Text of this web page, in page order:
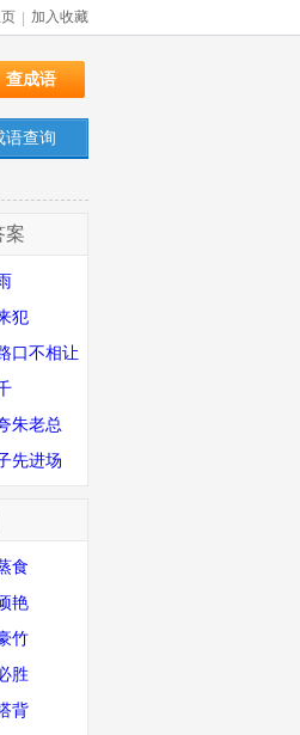
加入收藏
语查询
案
犯
口不相让
朱老总
先进场
食
艳
竹
胜
背